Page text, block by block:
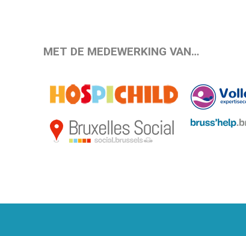
MET DE MEDEWERKING VAN…